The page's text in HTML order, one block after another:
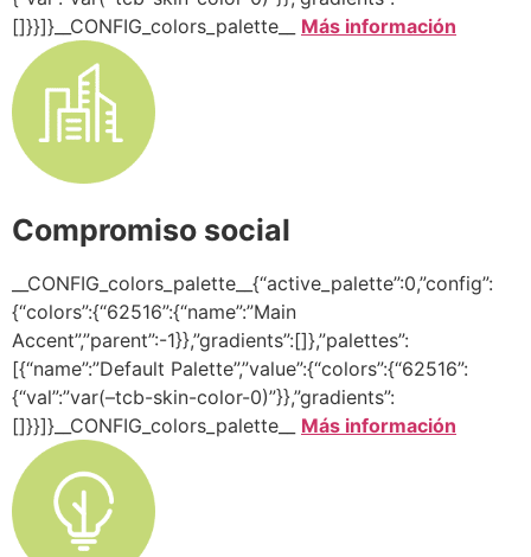
[]}}]}__CONFIG_colors_palette__ Más información
Compromiso social
__CONFIG_colors_palette__{“active_palette”:0,”config”:
{“colors”:{“62516”:{“name”:”Main
Accent”,”parent”:-1}},”gradients”:[]},”palettes”:
[{“name”:”Default Palette”,”value”:{“colors”:{“62516”:
{“val”:”var(–tcb-skin-color-0)”}},”gradients”:
[]}}]}__CONFIG_colors_palette__ Más información